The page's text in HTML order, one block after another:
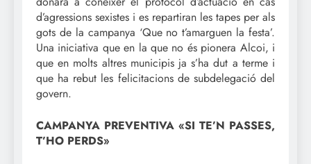
d’agressions sexistes i es repartiran les tapes per als
gots de la campanya ‘Que no t’amarguen la festa’.
Una iniciativa que en la que no és pionera Alcoi, i
que en molts altres municipis ja s’ha dut a terme i
que ha rebut les felicitacions de subdelegació del
govern.
CAMPANYA PREVENTIVA «SI TE’N PASSES,
T’HO PERDS»